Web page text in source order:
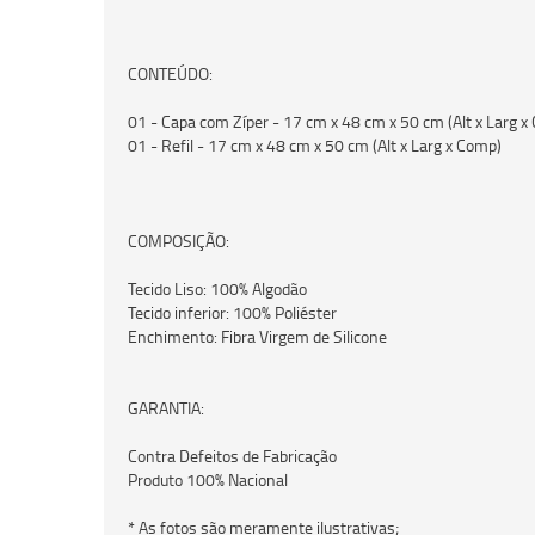
CONTEÚDO:
01 - Capa com Zíper - 17 cm x 48 cm x 50 cm (Alt x Larg x
01 - Refil - 17 cm x 48 cm x 50 cm (Alt x Larg x Comp)
COMPOSIÇÃO:
Tecido Liso: 100% Algodão
Tecido inferior: 100% Poliéster
Enchimento: Fibra Virgem de Silicone
GARANTIA:
Contra Defeitos de Fabricação
Produto 100% Nacional
* As fotos são meramente ilustrativas;